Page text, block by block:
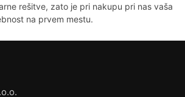
rešitve, zato je pri nakupu pri nas vaša
na prvem mestu.